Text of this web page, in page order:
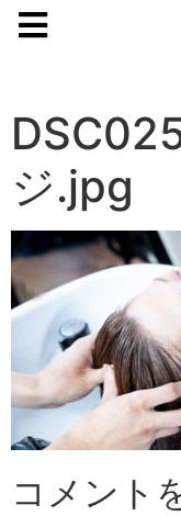
ジ.jpg
コメント